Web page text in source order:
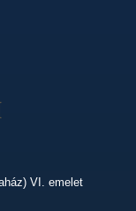
VI. emelet